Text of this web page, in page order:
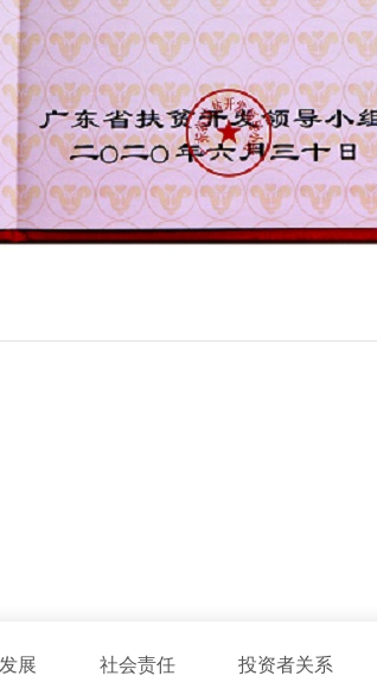
展 社会责任 投资者关系